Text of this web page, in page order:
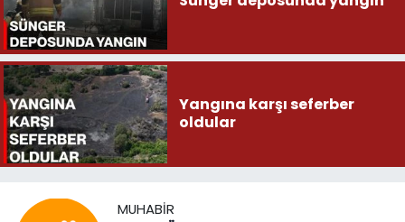
Yangına karşı seferber
oldular
MUHABIR